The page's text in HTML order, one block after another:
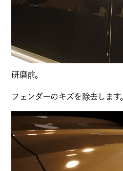
研磨前。
フェンダーのキズを除去します